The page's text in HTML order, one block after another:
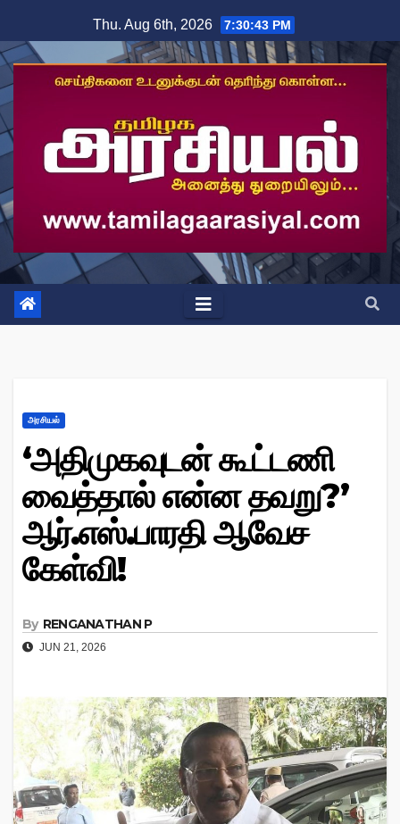
to
content
Thu. Aug 6th, 2026 7:30:43 PM
அரசியல்
‘அதிமுகவுடன் கூட்டணி
வைத்தால் என்ன தவறு?’
ஆர்.எஸ்.பாரதி ஆவேச
கேள்வி!
By RENGANATHAN P
JUN 21, 2026